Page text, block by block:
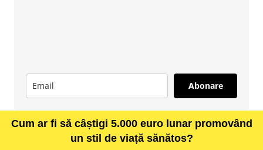
Abonare
Cum ar fi să câștigi 5.000 euro lunar promovând
un stil de viață sănătos?